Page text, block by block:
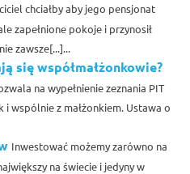
chciałby aby jego pensjonat
zapełnione pokoje i przynosił
zawsze[...]...
się współmałżonkowie?
na wypełnienie zeznania PIT
wspólnie z małżonkiem. Ustawa o
Inwestować możemy zarówno na
na świecie i jedyny w